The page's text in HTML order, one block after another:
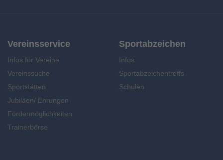
Vereinsservice
Infos für Vereine
Vereinssuche
Sportstätten
Jubiläen/ Ehrungen
Fördermöglichkeiten
Trainerbörse
Sportabzeichen
Infos
Sportabzeichentreffs
Schulen